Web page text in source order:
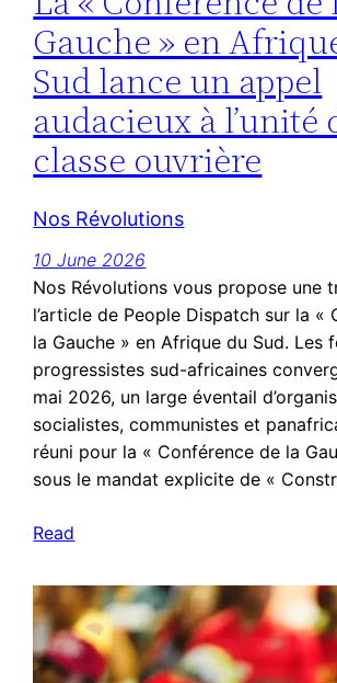
Gauche » en
Sud lance un appel
audacieux à l’unité
classe ouvrière
Nos Révolutions
10 June 2026
Nos Révolutions vous propose une
l’article de People Dispatch sur la «
la Gauche » en Afrique du Sud. Les
progressistes sud-africaines
mai 2026, un large éventail
socialistes, communistes et
réuni pour la « Conférence de la
sous le mandat explicite de «
Read